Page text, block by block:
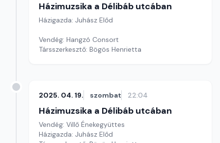
Házimuzsika a Délibáb utcában
Házigazda: Juhász Előd
Vendég: Hangzó Consort
Társszerkesztő: Bögös Henrietta
2025. 04. 19. szombat 22:04
Házimuzsika a Délibáb utcában
Vendég: Villő Énekegyüttes
Házigazda: Juhász Előd